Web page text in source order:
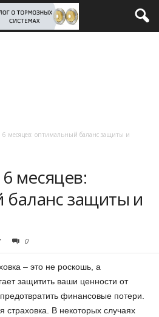
6 месяцев: оптимальный баланс защиты и
месяцев:
защиты и
0
– это не роскошь, а
защитить ваши ценности от
финансовые потери.
страховка. В некоторых случаях